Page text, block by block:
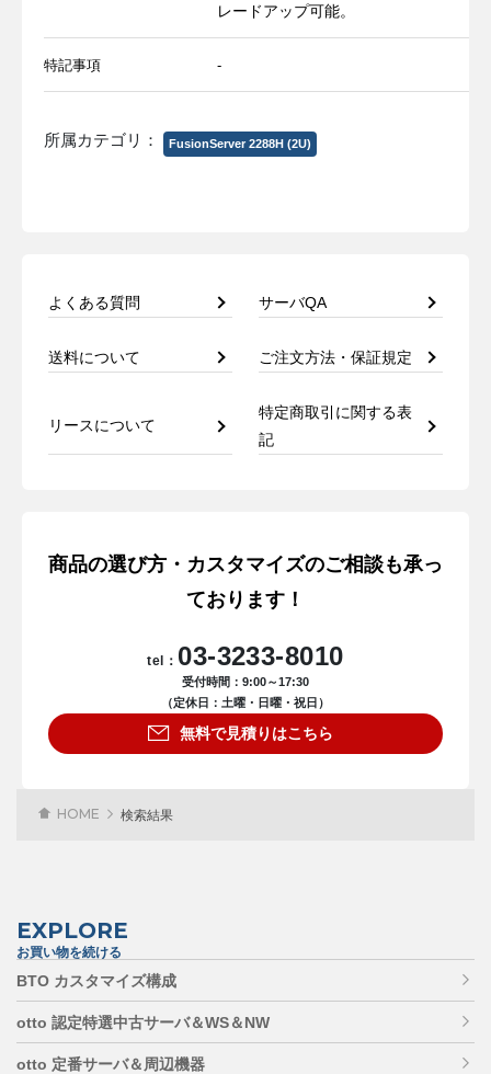
レードアップ可能。
特記事項 -
所属カテゴリ： FusionServer 2288H (2U)
よくある質問 サーバQA
送料について ご注文方法・保証規定
リースについて
特定商取引に関する表
記
商品の選び方・カスタマイズのご相談も承っ
ております！
tel： 03-3233-8010
受付時間：9:00～17:30
（定休日：土曜・日曜・祝日）
無料で見積りはこちら
HOME 検索結果
EXPLORE
お買い物を続ける
BTO カスタマイズ構成
otto 認定特選中古サーバ＆WS＆NW
otto 定番サーバ＆周辺機器